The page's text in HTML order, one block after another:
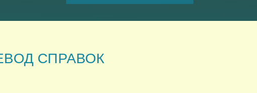
СПРАВОК